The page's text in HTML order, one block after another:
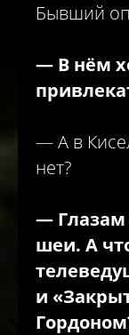
Бывший
— В нём
— А в
нет?
—
шеи. А
и